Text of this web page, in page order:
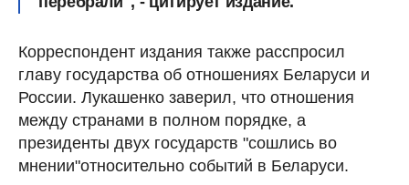
Корреспондент издания также расспросил
главу государства об отношениях Беларуси и
России. Лукашенко заверил, что отношения
между странами в полном порядке, а
президенты двух государств "сошлись во
мнении"относительно событий в Беларуси.